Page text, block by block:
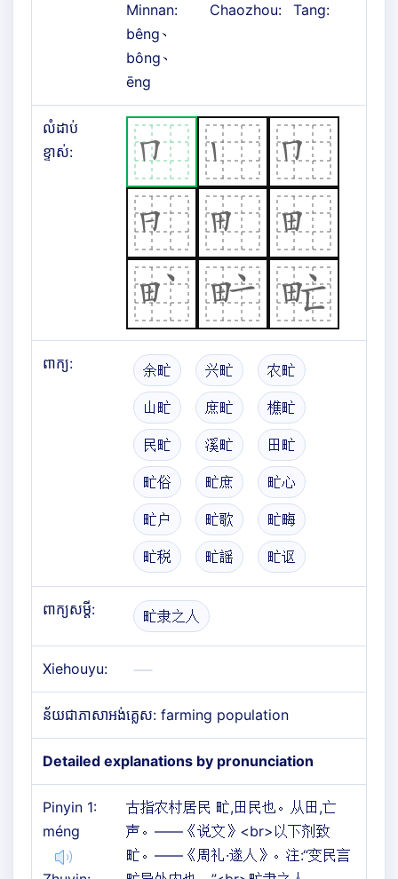
Minnan:
bêng、
bông、
ēng
Chaozhou: Tang:
លំដាប់
ខ្ទាស់:
ពាក្យ: 余甿 兴甿 农甿
山甿 庶甿 樵甿
民甿 溪甿 田甿
甿俗 甿庶 甿心
甿户 甿歌 甿畮
甿税 甿謡 甿讴
ពាក្យសម្តី: 甿隶之人
Xiehouyu:
ន័យជាភាសាអង់គ្លេស: farming population
Detailed explanations by pronunciation
Pinyin 1:
méng
古指农村居民 甿,田民也。从田,亡
声。——《说文》<br>以下剂致
甿。——《周礼·遂人》。注:“变民言